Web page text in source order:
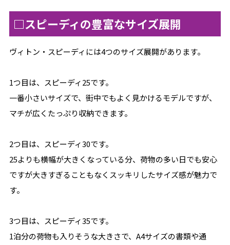
□スピーディの豊富なサイズ展開
ヴィトン・スピーディには4つのサイズ展開があります。
1つ目は、スピーディ25です。
一番小さいサイズで、街中でもよく見かけるモデルですが、
マチが広くたっぷり収納できます。
2つ目は、スピーディ30です。
25よりも横幅が大きくなっている分、荷物の多い日でも安心
ですが大きすぎることもなくスッキリしたサイズ感が魅力で
す。
3つ目は、スピーディ35です。
1泊分の荷物も入りそうな大きさで、A4サイズの書類や通